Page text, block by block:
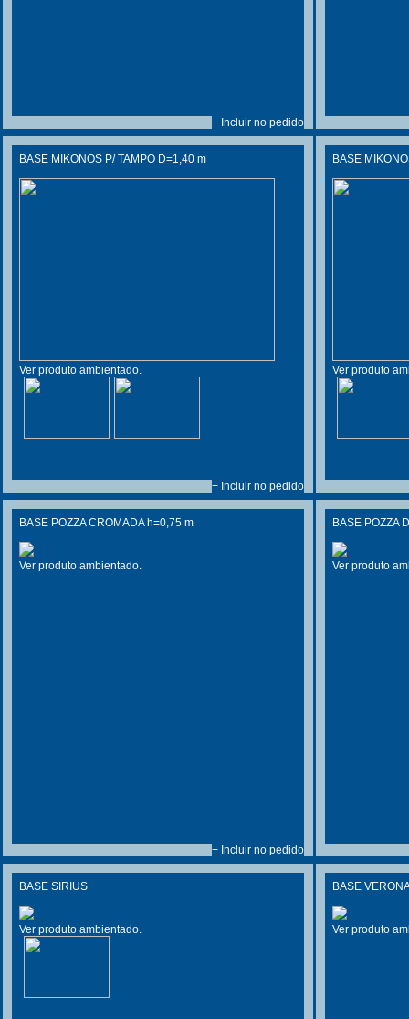
+ Incluir no pedido
BASE MIKONOS P/ TAMPO D=1,40 m
Ver produto ambientado.
+ Incluir no pedido
BASE
Ver produto
BASE POZZA CROMADA h=0,75 m
Ver produto ambientado.
+ Incluir no pedido
BASE POZZA
Ver produto
BASE SIRIUS
Ver produto ambientado.
BASE
Ver produto